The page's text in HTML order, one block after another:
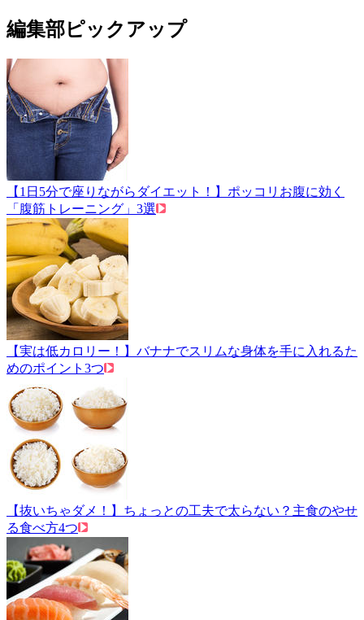
編集部ピックアップ
【1日5分で座りながらダイエット！】ポッコリお腹に効く
「腹筋トレーニング」3選
【実は低カロリー！】バナナでスリムな身体を手に入れるた
めのポイント3つ
【抜いちゃダメ！】ちょっとの工夫で太らない？主食のやせ
る食べ方4つ